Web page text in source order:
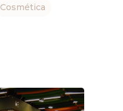
Cosmética